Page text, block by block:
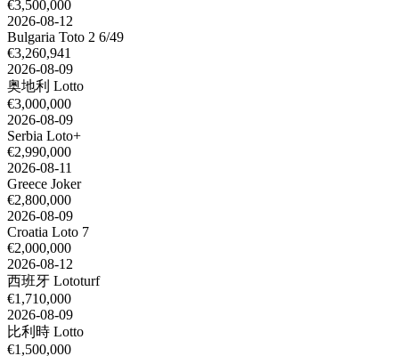
€3,500,000
2026-08-12
Bulgaria Toto 2 6/49
€3,260,941
2026-08-09
奥地利 Lotto
€3,000,000
2026-08-09
Serbia Loto+
€2,990,000
2026-08-11
Greece Joker
€2,800,000
2026-08-09
Croatia Loto 7
€2,000,000
2026-08-12
西班牙 Lototurf
€1,710,000
2026-08-09
比利時 Lotto
€1,500,000